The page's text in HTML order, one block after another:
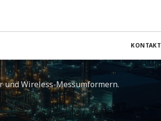
KONTAKT
Wireless-Messumformern.